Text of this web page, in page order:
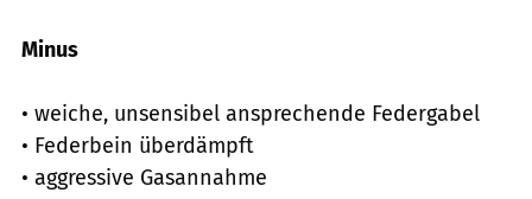
Minus
• weiche, unsensibel ansprechende Federgabel
• Federbein überdämpft
• aggressive Gasannahme